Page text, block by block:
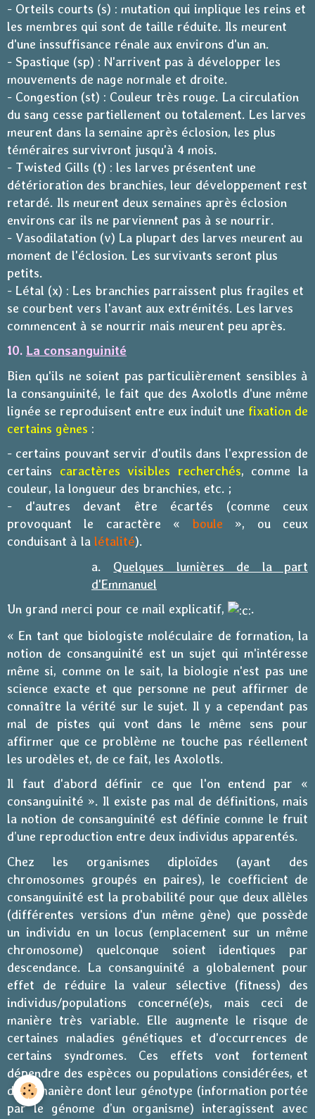
- Orteils courts (s) : mutation qui implique les reins et
les membres qui sont de taille réduite. Ils meurent
d'une inssuffisance rénale aux environs d'un an.
- Spastique (sp) : N'arrivent pas à développer les
mouvements de nage normale et droite.
- Congestion (st) : Couleur très rouge. La circulation
du sang cesse partiellement ou totalement. Les larves
meurent dans la semaine après éclosion, les plus
téméraires survivront jusqu'à 4 mois.
- Twisted Gills (t) : les larves présentent une
détérioration des branchies, leur développement rest
retardé. Ils meurent deux semaines après éclosion
environs car ils ne parviennent pas à se nourrir.
- Vasodilatation (v) La plupart des larves meurent au
moment de l'éclosion. Les survivants seront plus
petits.
- Létal (x) : Les branchies parraissent plus fragiles et
se courbent vers l'avant aux extrémités. Les larves
commencent à se nourrir mais meurent peu après.
10. La consanguinité
Bien qu'ils ne soient pas particulièrement sensibles à
la consanguinité, le fait que des Axolotls d'une même
lignée se reproduisent entre eux induit une fixation de
certains gènes :
- certains pouvant servir d'outils dans l'expression de
certains caractères visibles recherchés, comme la
couleur, la longueur des branchies, etc. ;
- d'autres devant être écartés (comme ceux
provoquant le caractère « boule », ou ceux
conduisant à la létalité).
a. Quelques lumières de la part
d'Emmanuel
Un grand merci pour ce mail explicatif,
.
« En tant que biologiste moléculaire de formation, la
notion de consanguinité est un sujet qui m'intéresse
même si, comme on le sait, la biologie n'est pas une
science exacte et que personne ne peut affirmer de
connaître la vérité sur le sujet. Il y a cependant pas
mal de pistes qui vont dans le même sens pour
affirmer que ce problème ne touche pas réellement
les urodèles et, de ce fait, les Axolotls.
Il faut d'abord définir ce que l'on entend par «
consanguinité ». Il existe pas mal de définitions, mais
la notion de consanguinité est définie comme le fruit
d’une reproduction entre deux individus apparentés.
Chez les organismes diploïdes (ayant des
chromosomes groupés en paires), le coefficient de
consanguinité est la probabilité pour que deux allèles
(différentes versions d'un même gène) que possède
un individu en un locus (emplacement sur un même
chromosome) quelconque soient identiques par
descendance. La consanguinité a globalement pour
effet de réduire la valeur sélective (fitness) des
individus/populations concerné(e)s, mais ceci de
manière très variable. Elle augmente le risque de
certaines maladies génétiques et d'occurrences de
certains syndromes. Ces effets vont fortement
dépendre des espèces ou populations considérées, et
de la manière dont leur génotype (information portée
par le génome d’un organisme) interagissent avec